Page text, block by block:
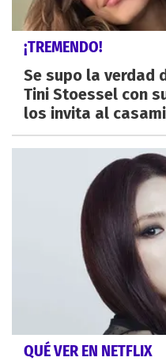
¡TREMENDO!
Se supo la verdad
Tini Stoessel con
los invita al
QUÉ VER EN NETFLIX